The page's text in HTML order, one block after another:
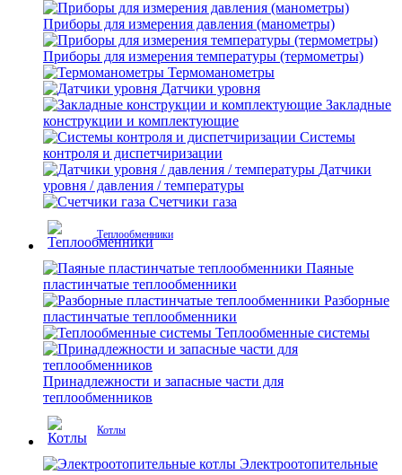
Приборы для измерения давления (манометры)
Приборы для измерения температуры (термометры)
Термоманометры
Датчики уровня
Закладные
конструкции и комплектующие
Системы
контроля и диспетчиризации
Датчики
уровня / давления / температуры
Счетчики газа
Теплообменники
Паяные
пластинчатые теплообменники
Разборные
пластинчатые теплообменники
Теплообменные системы
Принадлежности и запасные части для
теплообменников
Котлы
Электроотопительные